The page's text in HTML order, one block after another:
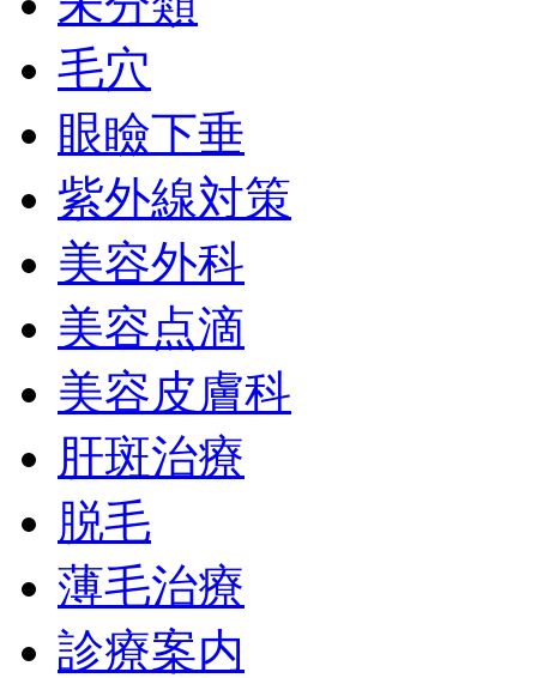
毛穴
眼瞼下垂
紫外線対策
美容外科
美容点滴
美容皮膚科
肝斑治療
脱毛
薄毛治療
診療案内